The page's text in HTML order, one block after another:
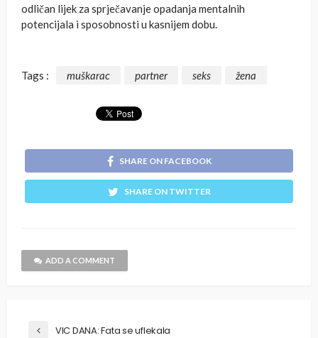
odličan lijek za sprječavanje opadanja mentalnih
potencijala i sposobnosti u kasnijem dobu.
Tags : muškarac partner seks žena
SHARE ON FACEBOOK
SHARE ON TWITTER
ADD A COMMENT
VIC DANA: Fata se uflekala